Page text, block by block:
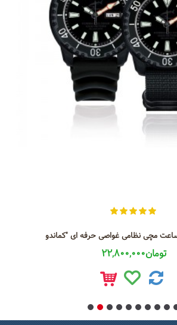
22,800,000تومان